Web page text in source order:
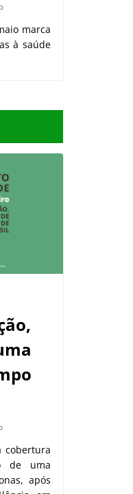
marca
à saúde
cobertura
de uma
após